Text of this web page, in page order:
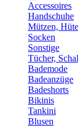
Accessoires
Handschuhe
Mützen,
Socken
Sonstige
Tücher,
Bademode
Badeanzüge
Badeshorts
Bikinis
Tankini
Blusen